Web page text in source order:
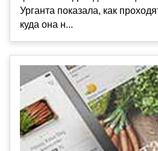
Урганта показала, как
куда она н...